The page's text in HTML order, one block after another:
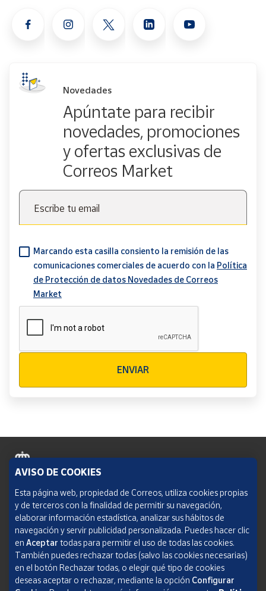
Novedades
Apúntate para recibir
novedades, promociones
y ofertas exclusivas de
Correos Market
Escribe tu email
Marcando esta casilla consiento la remisión de las
comunicaciones comerciales de acuerdo con la Política
de Protección de datos Novedades de Correos
Market
ENVIAR
Política de cookies
Aviso legal
Condiciones del servicio
Política de Privacidad Web
Informe de transparencia
AVISO DE COOKIES
Esta página web, propiedad de Correos, utiliza cookies propias
y de terceros con la finalidad de permitir su navegación,
elaborar información estadística, analizar sus hábitos de
navegación y servir publicidad personalizada. Puedes hacer clic
en Aceptar todas para permitir el uso de todas las cookies.
También puedes rechazar todas (salvo las cookies necesarias)
en el botón Rechazar todas, o elegir qué tipo de cookies
deseas aceptar o rechazar, mediante la opción Configurar